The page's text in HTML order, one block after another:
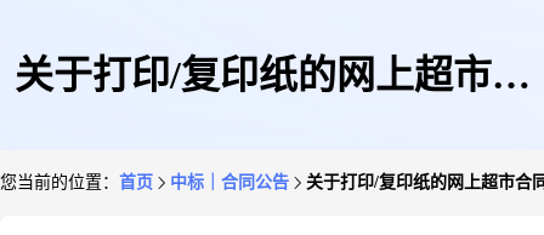
关于打印/复印纸的网上超市合
您当前的位置： 首页 中标｜合同公告 关于打印/复印纸的网上超市合